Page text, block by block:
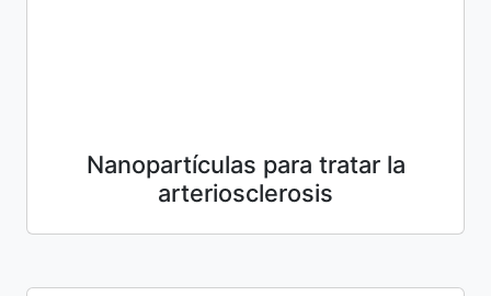
Nanopartículas para tratar la
arteriosclerosis